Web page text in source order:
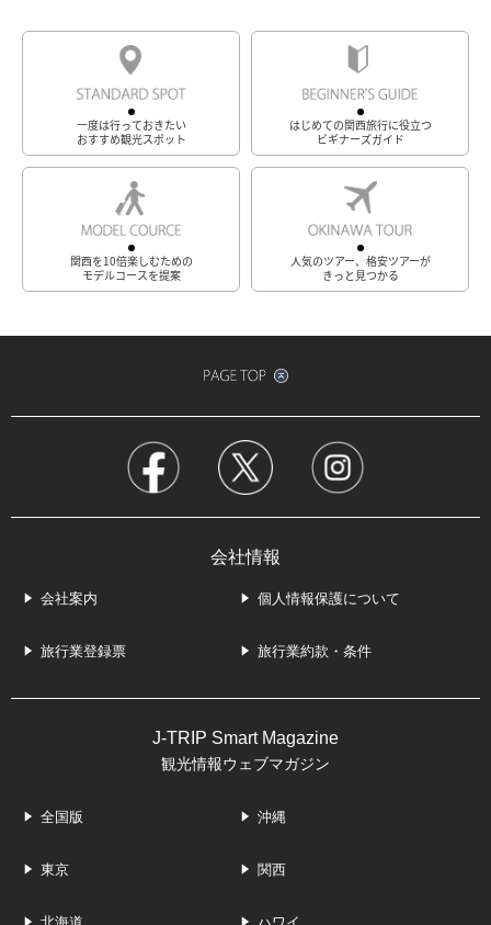
一度は行っておきたい
おすすめ観光スポット
はじめての関西旅行に役立つ
ビギナーズガイド
関西を10倍楽しむための
モデルコースを提案
人気のツアー、格安ツアーが
きっと見つかる
会社情報
会社案内 個人情報保護について
旅行業登録票 旅行業約款・条件
J-TRIP Smart Magazine
観光情報ウェブマガジン
全国版 沖縄
東京 関西